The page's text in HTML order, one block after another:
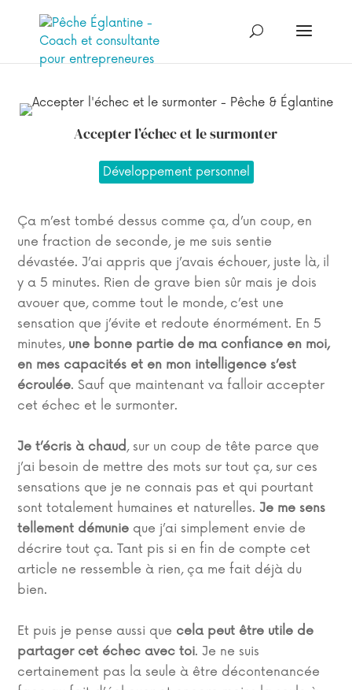
Accepter l’échec et le surmonter
Développement personnel
Ça m’est tombé dessus comme ça, d’un coup, en
une fraction de seconde, je me suis sentie
dévastée. J’ai appris que j’avais échouer, juste là, il
y a 5 minutes. Rien de grave bien sûr mais je dois
avouer que, comme tout le monde, c’est une
sensation que j’évite et redoute énormément. En 5
minutes, une bonne partie de ma confiance en moi,
en mes capacités et en mon intelligence s’est
écroulée. Sauf que maintenant va falloir accepter
cet échec et le surmonter.
Je t’écris à chaud, sur un coup de tête parce que
j’ai besoin de mettre des mots sur tout ça, sur ces
sensations que je ne connais pas et qui pourtant
sont totalement humaines et naturelles.Je me sens
tellement démunie que j’ai simplement envie de
décrire tout ça. Tant pis si en fin de compte cet
article ne ressemble à rien, ça me fait déjà du
bien.
Et puis je pense aussi que cela peut être utile de
partager cet échec avec toi. Je ne suis
certainement pas la seule à être décontenancée